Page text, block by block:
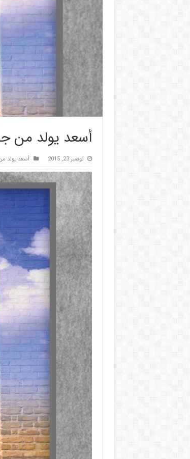
أسعد يولد من
نوفمبر 23, 2015 أسعد يولد